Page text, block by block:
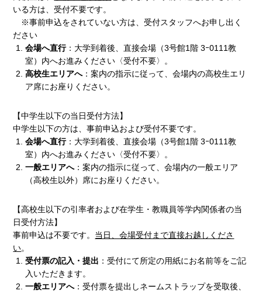
いる方は、受付不要です。
※事前申込をされていない方は、受付スタッフへお申し出く
ださい
会場へ直行：大学到着後、直接会場（3号館1階 3ｰ0111教
室）内へお進みください〈受付不要〉。
高校生エリアへ：案内の指示に従って、会場内の高校生エリ
ア席にお座りください。
【中学生以下の当日受付方法】
中学生以下の方は、事前申込および受付不要です。
会場へ直行：大学到着後、直接会場（3号館1階 3ｰ0111教
室）内へお進みください〈受付不要〉。
一般エリアへ：案内の指示に従って、会場内の一般エリア
（高校生以外）席にお座りください。
【高校生以下の引率者および在学生・教職員等学内関係者の当
日受付方法】
事前申込は不要です。 当日、会場受付まで直接お越しくださ
い。
受付票の記入・提出 ：受付にて所定の用紙にお名前等をご記
入いただきます。
一般エリアへ：受付票を提出しネームストラップを受取後、